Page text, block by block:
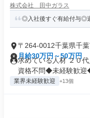
株式会社 田中ガラス
◎入社後すぐ有給付与◎
〒264-0012千葉県千
月給30万円～50万円
求めている人材 ２０
資格不問◆未経験歓迎
業界未経験歓迎 +13個